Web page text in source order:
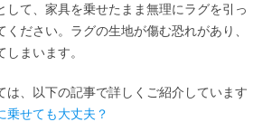
して、家具を乗せたまま無理にラグを引っ
ださい。ラグの生地が傷む恐れがあり、
まいます。
は、以下の記事で詳しくご紹介しています
乗せても大丈夫？